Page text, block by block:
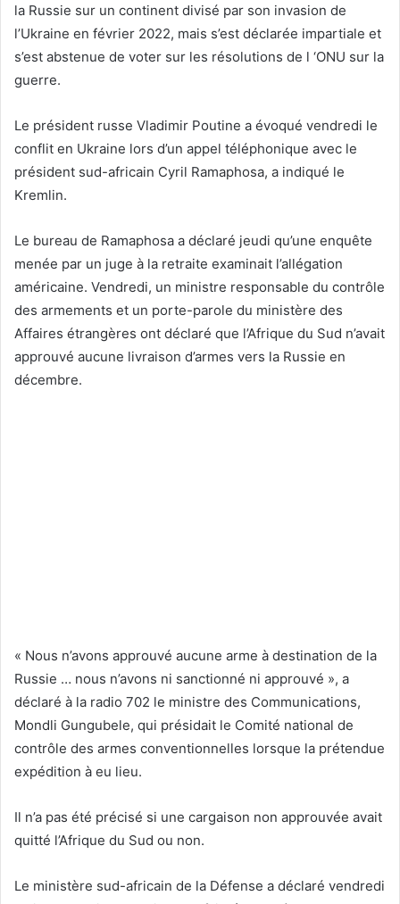
la Russie sur un continent divisé par son invasion de
l’Ukraine en février 2022, mais s’est déclarée impartiale et
s’est abstenue de voter sur les résolutions de l ‘ONU sur la
guerre.
Le président russe Vladimir Poutine a évoqué vendredi le
conflit en Ukraine lors d’un appel téléphonique avec le
président sud-africain Cyril Ramaphosa, a indiqué le
Kremlin.
Le bureau de Ramaphosa a déclaré jeudi qu’une enquête
menée par un juge à la retraite examinait l’allégation
américaine. Vendredi, un ministre responsable du contrôle
des armements et un porte-parole du ministère des
Affaires étrangères ont déclaré que l’Afrique du Sud n’avait
approuvé aucune livraison d’armes vers la Russie en
décembre.
« Nous n’avons approuvé aucune arme à destination de la
Russie … nous n’avons ni sanctionné ni approuvé », a
déclaré à la radio 702 le ministre des Communications,
Mondli Gungubele, qui présidait le Comité national de
contrôle des armes conventionnelles lorsque la prétendue
expédition à eu lieu.
Il n’a pas été précisé si une cargaison non approuvée avait
quitté l’Afrique du Sud ou non.
Le ministère sud-africain de la Défense a déclaré vendredi